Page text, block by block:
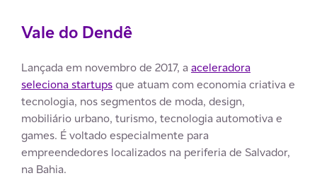
Vale do Dendê
Lançada em novembro de 2017, a aceleradora
seleciona startupsque atuam com economia criativa e
tecnologia, nos segmentos de moda, design,
mobiliário urbano, turismo, tecnologia automotiva e
games. É voltado especialmente para
empreendedores localizados na periferia de Salvador,
na Bahia.